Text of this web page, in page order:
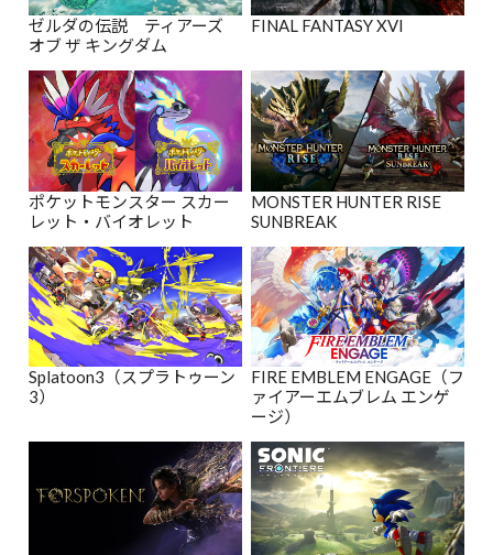
ゼルダの伝説 ティアーズ
オブ ザ キングダム
FINAL FANTASY XVI
ポケットモンスター スカー
レット・バイオレット
MONSTER HUNTER RISE
SUNBREAK
Splatoon3（スプラトゥーン
3）
FIRE EMBLEM ENGAGE（フ
ァイアーエムブレム エンゲ
ージ）